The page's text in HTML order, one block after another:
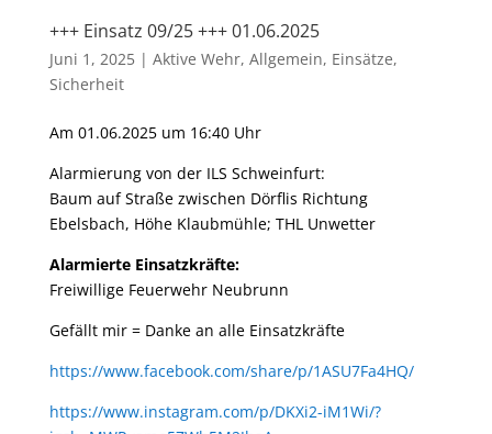
+++ Einsatz 09/25 +++ 01.06.2025
Juni 1, 2025| Aktive Wehr, Allgemein, Einsätze,
Sicherheit
Am 01.06.2025 um 16:40 Uhr
Alarmierung von der ILS Schweinfurt:
Baum auf Straße zwischen Dörflis Richtung
Ebelsbach, Höhe Klaubmühle; THL Unwetter
Alarmierte Einsatzkräfte:
Freiwillige Feuerwehr Neubrunn
Gefällt mir = Danke an alle Einsatzkräfte
https://www.facebook.com/share/p/1ASU7Fa4HQ/
https://www.instagram.com/p/DKXi2-iM1Wi/?